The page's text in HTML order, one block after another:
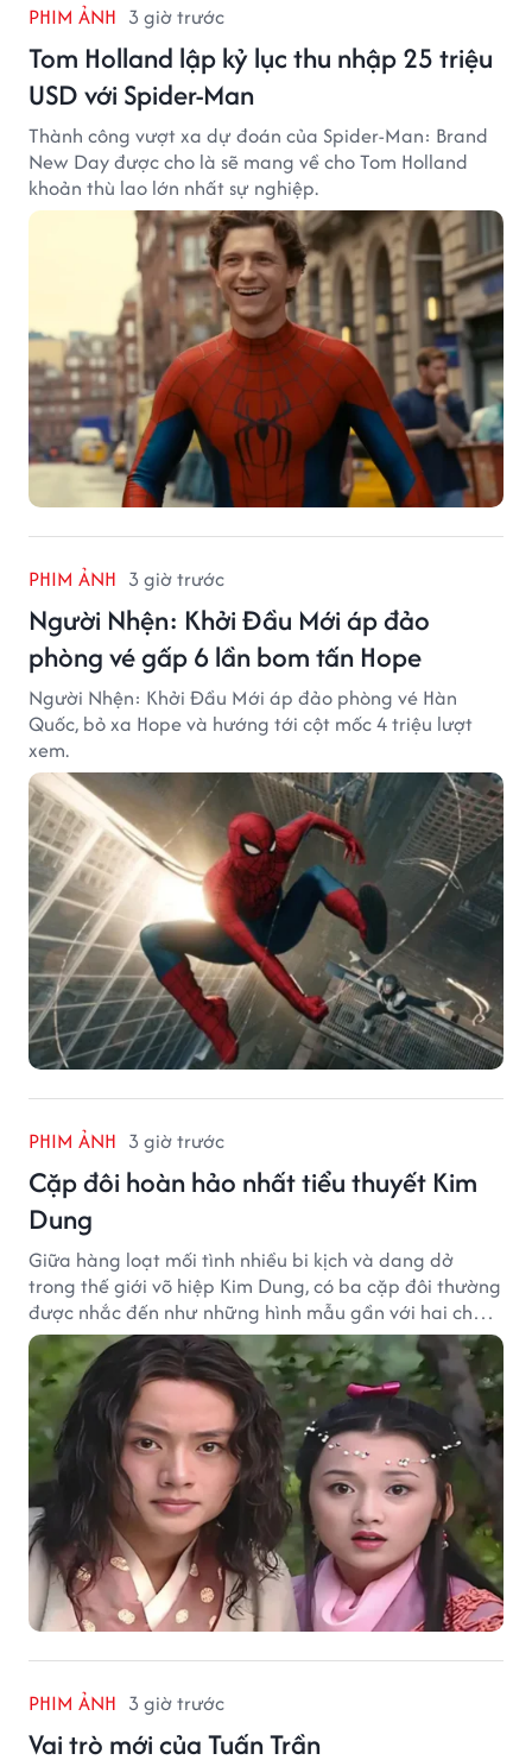
PHIM ẢNH 3 giờ trước
Tom Holland lập kỷ lục thu nhập 25 triệu
USD với Spider-Man
Thành công vượt xa dự đoán của Spider-Man: Brand
New Day được cho là sẽ mang về cho Tom Holland
khoản thù lao lớn nhất sự nghiệp.
PHIM ẢNH 3 giờ trước
Người Nhện: Khởi Đầu Mới áp đảo
phòng vé gấp 6 lần bom tấn Hope
Người Nhện: Khởi Đầu Mới áp đảo phòng vé Hàn
Quốc, bỏ xa Hope và hướng tới cột mốc 4 triệu lượt
xem.
PHIM ẢNH 3 giờ trước
Cặp đôi hoàn hảo nhất tiểu thuyết Kim
Dung
Giữa hàng loạt mối tình nhiều bi kịch và dang dở
trong thế giới võ hiệp Kim Dung, có ba cặp đôi thường
được nhắc đến như những hình mẫu gần với hai chữ
"viên mãn" nhất.
PHIM ẢNH 3 giờ trước
Vai trò mới của Tuấn Trần